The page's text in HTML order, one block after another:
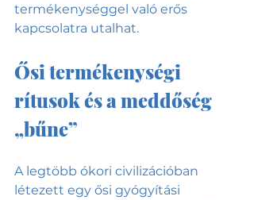
termékenységgel való erős
kapcsolatra utalhat.
Ősi termékenységi
rítusok és a meddőség
„bűne”
A legtöbb ókori civilizációban
létezett egy ősi gyógyítási